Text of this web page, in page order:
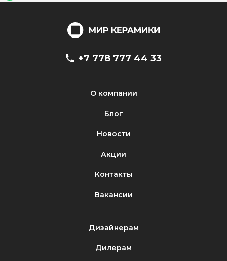
+7 778 777 44 33
О компании
Блог
Новости
Акции
Контакты
Вакансии
Дизайнерам
Дилерам